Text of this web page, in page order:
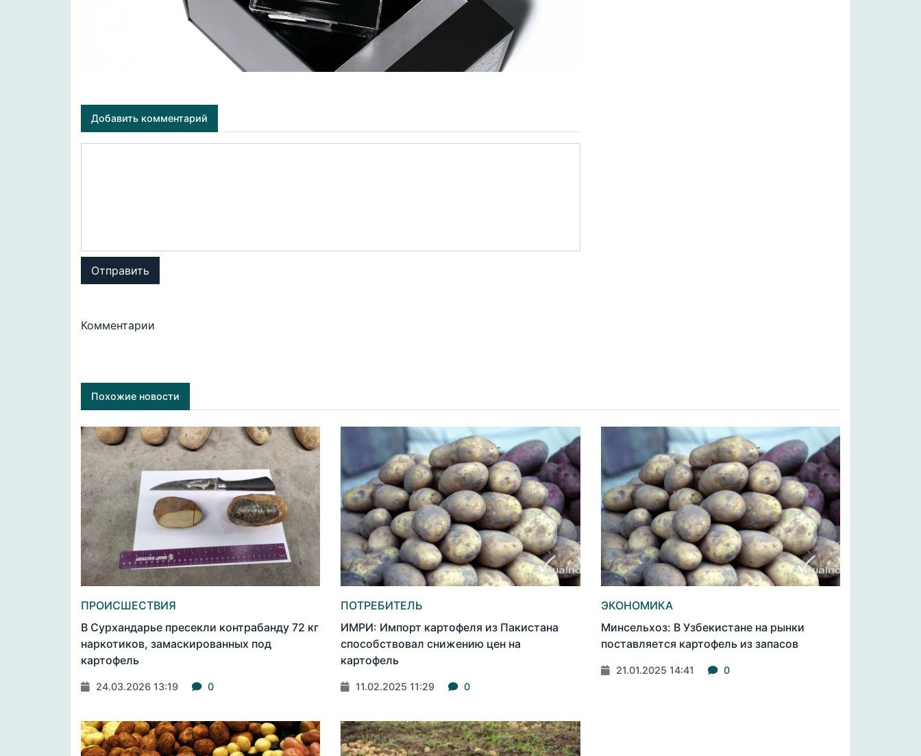
Добавить комментарий
Отправить
Комментарии
Похожие новости
ПРОИСШЕСТВИЯ
В Сурхандарье пресекли контрабанду 72 кг
наркотиков, замаскированных под
картофель
24.03.2026 13:19 0
ПОТРЕБИТЕЛЬ
ИМРИ: Импорт картофеля из Пакистана
способствовал снижению цен на
картофель
11.02.2025 11:29 0
ЭКОНОМИКА
Минсельхоз: В Узбекистане на рынки
поставляется картофель из запасов
21.01.2025 14:41 0